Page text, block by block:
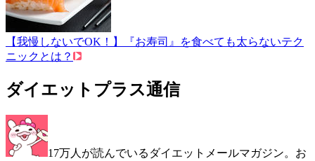
【我慢しないでOK！】『お寿司』を食べても太らないテク
ニックとは？
ダイエットプラス通信
17万人が読んでいるダイエットメールマガジン。お